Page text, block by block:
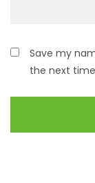
Save my
the next